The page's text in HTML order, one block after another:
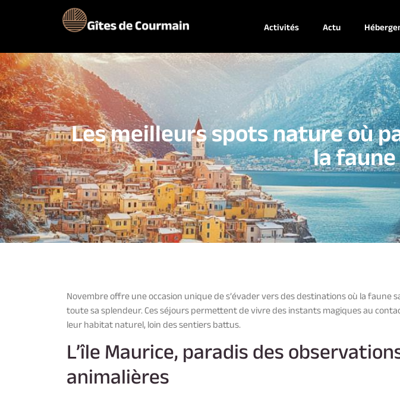
Activités Actu
Les meilleurs spots nature où
la
Novembre offre une occasion unique de s’évader vers des destinations où la faune
toute sa splendeur. Ces séjours permettent de vivre des instants magiques au
leur habitat naturel, loin des sentiers battus.
L’île Maurice, paradis des
animalières